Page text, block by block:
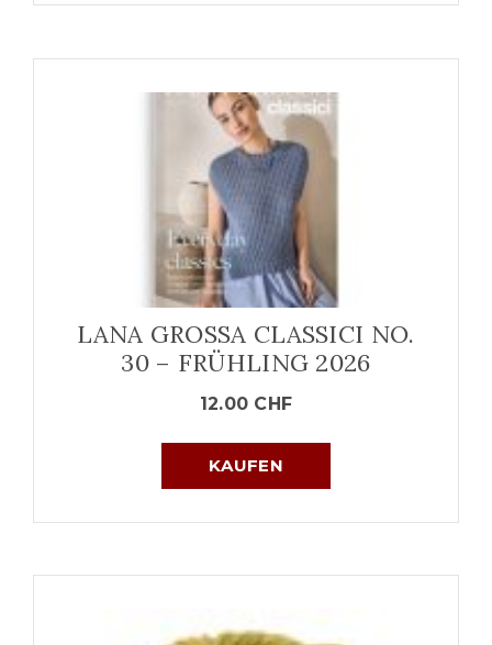
LANA GROSSA CLASSICI NO.
30 – FRÜHLING 2026
12.00 CHF
KAUFEN